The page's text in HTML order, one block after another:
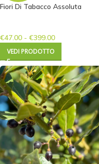
Fiori Di Tabacco Assoluta
€47.00 - €399.00
VEDI PRODOTTO